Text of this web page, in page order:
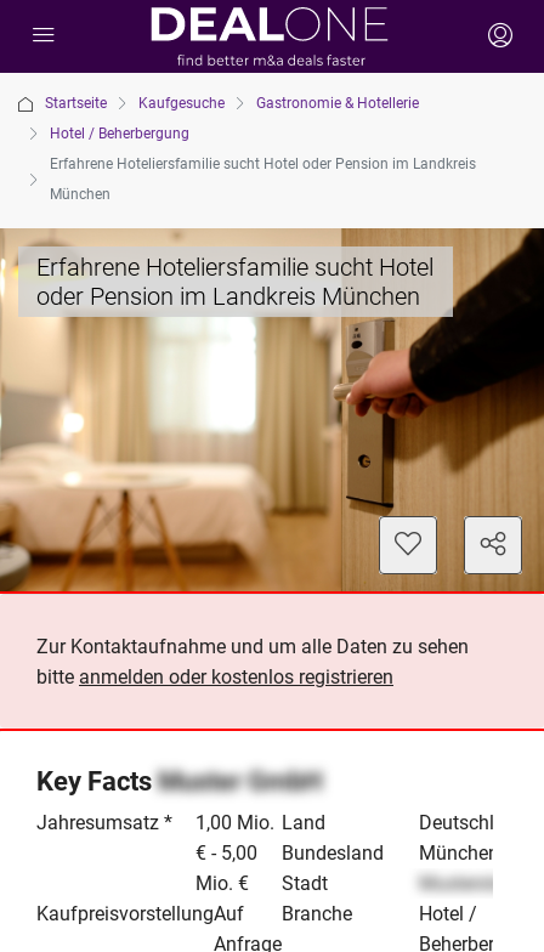
Startseite Kaufgesuche
Gastronomie & Hotellerie
Hotel / Beherbergung
Erfahrene Hoteliersfamilie sucht Hotel oder Pension im Landkreis
München
Erfahrene Hoteliersfamilie sucht Hotel
oder Pension im Landkreis München
Zur Kontaktaufnahme und um alle Daten zu sehen
bitte anmelden oder kostenlos registrieren
Key FactsMuster GmbH
Jahresumsatz *
1,00 Mio.
€ - 5,00
Mio. €
KaufpreisvorstellungAuf
Anfrage
Land
Deutschland
Bundesland
München
Stadt
Musterstadt
Branche
Hotel /
Beherbergung